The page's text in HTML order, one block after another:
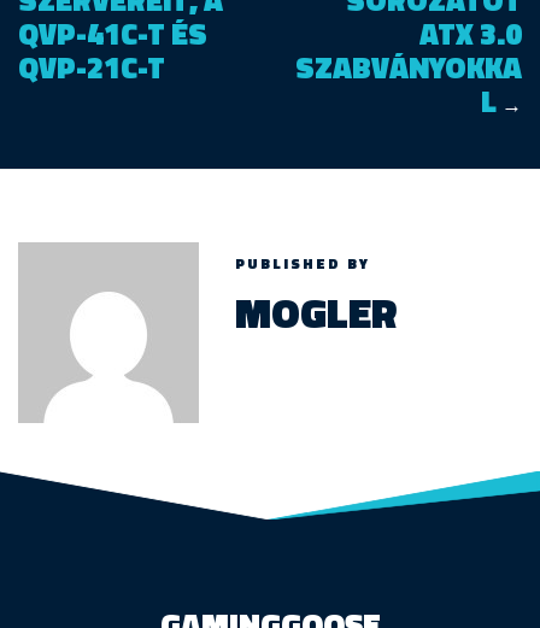
QVP-41C-T ÉS
QVP-21C-T
ATX 3.0
SZABVÁNYOKKA
L →
PUBLISHED BY
MOGLER